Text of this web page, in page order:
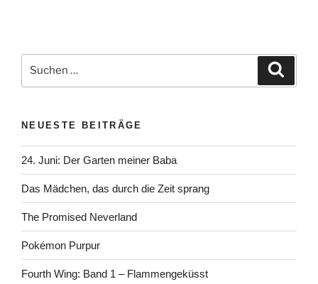
nach:
NEUESTE BEITRÄGE
24. Juni: Der Garten meiner Baba
Das Mädchen, das durch die Zeit sprang
The Promised Neverland
Pokémon Purpur
Fourth Wing: Band 1 – Flammengeküsst